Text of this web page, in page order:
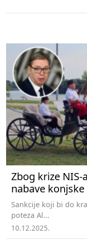
Zbog krize
nabave
Sankcije koji bi do
poteza Al...
10.12.2025.